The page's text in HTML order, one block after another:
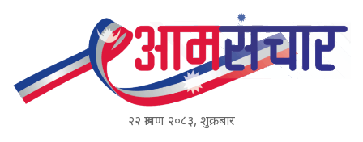
२२ श्रावण २०८३, शुक्रबार